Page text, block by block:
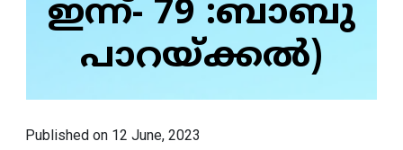
ഇന്ന്- 79 :ബാബു
പാറയ്ക്കൽ)
Published on 12 June, 2023